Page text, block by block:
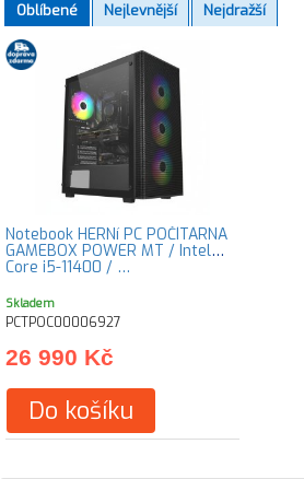
Oblíbené
Nejlevnější Nejdražší
Notebook HERNí PC POČÍTÁRNA
GAMEBOX POWER MT / Intel
Core i5-11400 / …
Skladem
PCTPOC00006927
26 990 Kč
Do košíku